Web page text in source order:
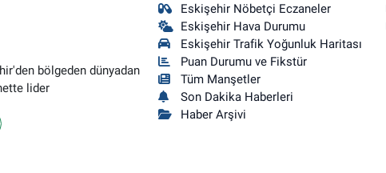
bölgeden dünyadan
lider
Eskişehir Nöbetçi Eczaneler
Eskişehir Hava Durumu
Eskişehir Trafik Yoğunluk Haritası
Puan Durumu ve Fikstür
Tüm Manşetler
Son Dakika Haberleri
Haber Arşivi